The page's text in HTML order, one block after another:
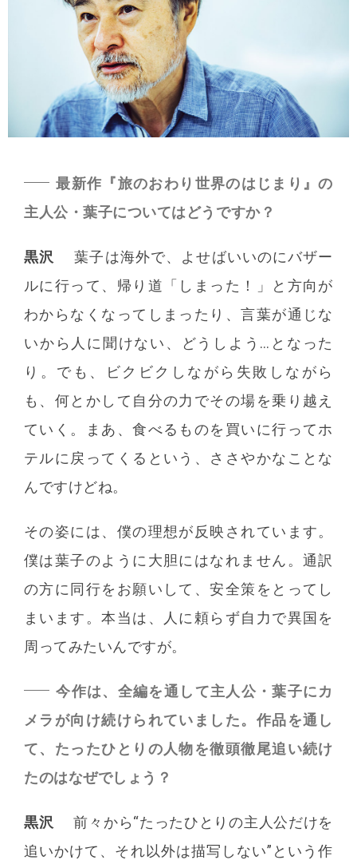
最新作『旅のおわり世界のはじまり』の
主人公・葉子についてはどうですか？
黒沢
葉子は海外で、よせばいいのにバザー
ルに行って、帰り道「しまった！」と方向が
わからなくなってしまったり、言葉が通じな
いから人に聞けない、どうしよう…となった
り。でも、ビクビクしながら失敗しながら
も、何とかして自分の力でその場を乗り越え
ていく。まあ、食べるものを買いに行ってホ
テルに戻ってくるという、ささやかなことな
んですけどね。
その姿には、僕の理想が反映されています。
僕は葉子のように大胆にはなれません。通訳
の方に同行をお願いして、安全策をとってし
まいます。本当は、人に頼らず自力で異国を
周ってみたいんですが。
今作は、全編を通して主人公・葉子にカ
メラが向け続けられていました。作品を通し
て、たったひとりの人物を徹頭徹尾追い続け
たのはなぜでしょう？
黒沢
前々から“たったひとりの主人公だけを
追いかけて、それ以外は描写しない”という作